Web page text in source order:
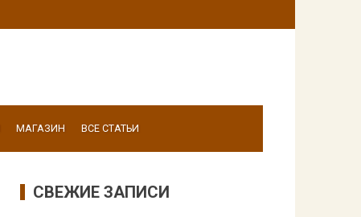
МАГАЗИН ВСЕ СТАТЬИ
СВЕЖИЕ ЗАПИСИ